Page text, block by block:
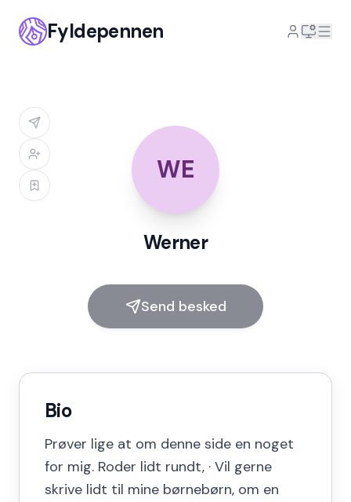
Fyldepennen
WE
Werner
Send besked
Bio
Prøver lige at om denne side en noget
for mig. Roder lidt rundt, · Vil gerne
skrive lidt til mine børnebørn, om en